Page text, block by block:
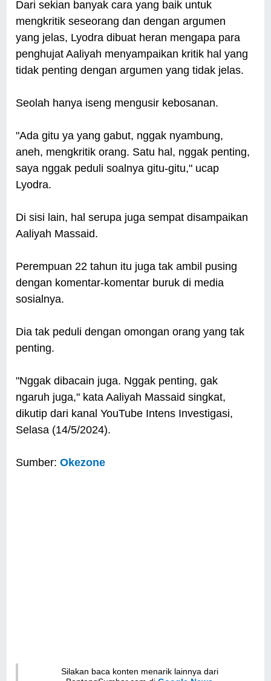
Dari sekian banyak cara yang baik untuk
mengkritik seseorang dan dengan argumen
yang jelas, Lyodra dibuat heran mengapa para
penghujat Aaliyah menyampaikan kritik hal yang
tidak penting dengan argumen yang tidak jelas.
Seolah hanya iseng mengusir kebosanan.
"Ada gitu ya yang gabut, nggak nyambung,
aneh, mengkritik orang. Satu hal, nggak penting,
saya nggak peduli soalnya gitu-gitu," ucap
Lyodra.
Di sisi lain, hal serupa juga sempat disampaikan
Aaliyah Massaid.
Perempuan 22 tahun itu juga tak ambil pusing
dengan komentar-komentar buruk di media
sosialnya.
Dia tak peduli dengan omongan orang yang tak
penting.
"Nggak dibacain juga. Nggak penting, gak
ngaruh juga," kata Aaliyah Massaid singkat,
dikutip dari kanal YouTube Intens Investigasi,
Selasa (14/5/2024).
Sumber:Okezone
Silakan baca konten menarik lainnya dari